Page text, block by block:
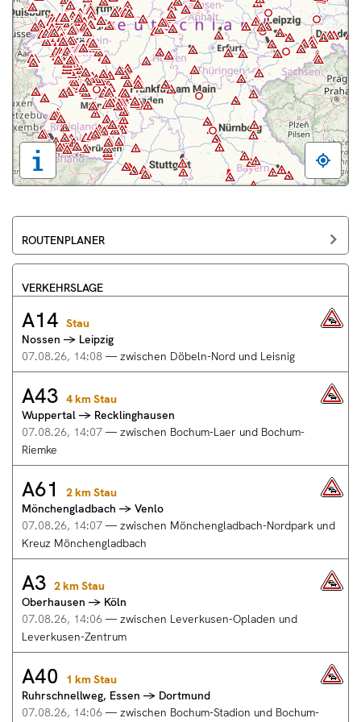
Tastaturbedienung,
Legende
weitere
anzeigen
Kurznavigation
ROUTENPLANER
VERKEHRSLAGE
A14
Nossen
→
Leipzig,
zwischen
Döbeln-
Nord
und
Leisnig
07.08.26,
14:08
Stau
A14 Stau
Nossen → Leipzig
07.08.26, 14:08 — zwischen Döbeln-Nord und Leisnig
A43
Wuppertal
→
Recklinghausen,
zwischen
Bochum-
und
Bochum-
Riemke
07.08.26,
4
km
Stau
A43 4 km Stau
Wuppertal → Recklinghausen
07.08.26, 14:07 — zwischen Bochum-Laer und Bochum-
Riemke
A61
Mönchengladbach
→
Venlo,
zwischen
Mönchengladbach-
und
Kreuz
Mönchengladbach
07.08.26,
2
km
Stau
A61
2 km Stau
Mönchengladbach → Venlo
07.08.26, 14:07 — zwischen Mönchengladbach-Nordpark und
Kreuz Mönchengladbach
A3
Oberhausen
→
Köln,
zwischen
Leverkusen-
und
Leverkusen-
Zentrum
A3 2 km Stau
Oberhausen → Köln
07.08.26, 14:06 — zwischen Leverkusen-Opladen und
Leverkusen-Zentrum
A40
Ruhrschnellweg,
Essen
→
A40
1 km Stau
Ruhrschnellweg, Essen → Dortmund
07.08.26, 14:06 — zwischen Bochum-Stadion und Bochum-